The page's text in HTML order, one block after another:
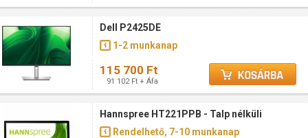
Dell P2425DE
1-2 munkanap
115 700 Ft
91 102 Ft + Áfa
Hannspree HT221PPB - Talp nélküli
Rendelhető, 7-10 munkanap